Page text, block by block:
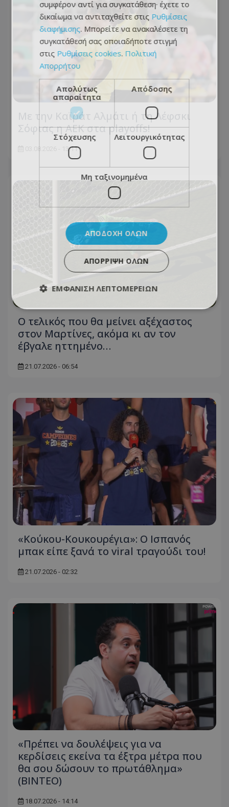
Με την Καϊράτ Αλμάτι ή τη Λέφσκι
Σόφιας η ΑΕΚ στα playoffs!
03.08.2026 - 13:11
Ο τελικός που θα μείνει αξέχαστος
στον Μαρτίνες, ακόμα κι αν τον
έβγαλε ηττημένο…
21.07.2026 - 06:54
«Κούκου-Κουκουρέγια»: Ο Ισπανός
μπακ είπε ξανά το viral τραγούδι του!
21.07.2026 - 02:32
«Πρέπει να δουλέψεις για να
κερδίσεις εκείνα τα έξτρα μέτρα που
θα σου δώσουν το πρωτάθλημα»
(ΒΙΝΤΕΟ)
18.07.2026 - 14:14
συμφέρον αντί για συγκατάθεση· έχετε το
δικαίωμα να αντιταχθείτε στις Ρυθμίσεις
διαφήμισης. Μπορείτε να ανακαλέσετε τη
συγκατάθεσή σας οποιαδήποτε στιγμή
στις Ρυθμίσεις cookies. Πολιτική
Απορρήτου
Απολύτως
απαραίτητα
Απόδοσης
Στόχευσης Λειτουργικότητας
Μη ταξινομημένα
ΑΠΟΔΟΧΉ ΌΛΩΝ
ΑΠΌΡΡΙΨΗ ΌΛΩΝ
ΕΜΦΆΝΙΣΗ ΛΕΠΤΟΜΕΡΕΙΏΝ